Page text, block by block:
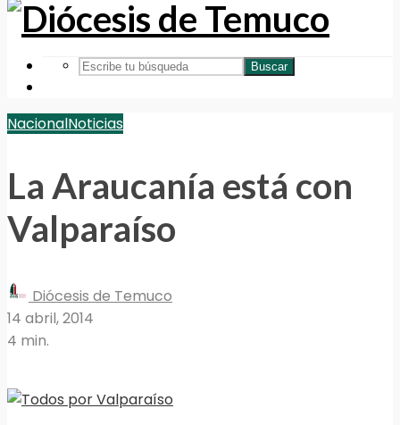
Buscar
NacionalNoticias
La Araucanía está con
Valparaíso
Diócesis de Temuco
14 abril, 2014
4 min.